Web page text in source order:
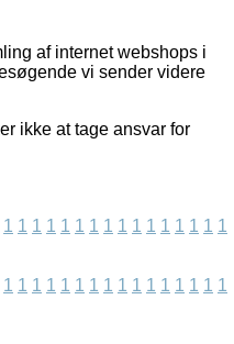
af internet webshops i
vi sender videre
ikke at tage ansvar for
1 1 1 1 1 1 1 1 1 1 1 1 1 1 1 1
1 1 1 1 1 1 1 1 1 1 1 1 1 1 1 1